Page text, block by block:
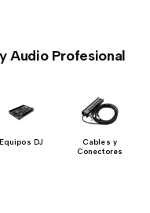
Audio Profesional
Equipos DJ
Cables y
Conectores